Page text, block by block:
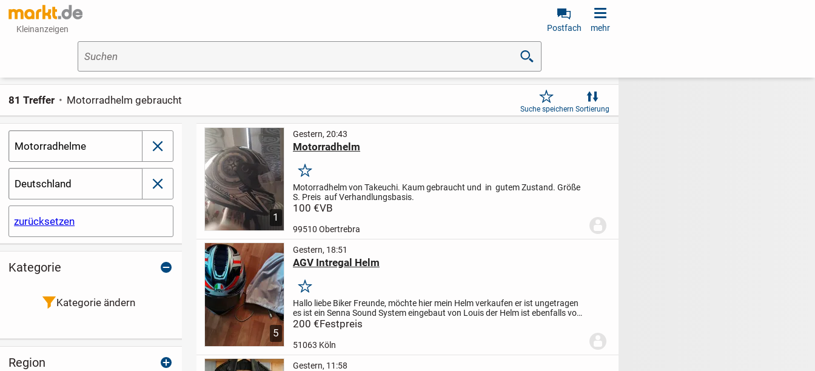
Kleinanzeigen Postfach mehr
Suchen
Motorradhelme schließen
Deutschland schließen
zurücksetzen
81 Treffer Motorradhelm gebraucht
Suche speichern Sortierung
1
Gestern, 20:43
Motorradhelm
Merken
Motorradhelm von Takeuchi. Kaum gebraucht und in gutem Zustand. Größe
S. Preis auf Verhandlungsbasis.
100 €VB
99510 Obertrebra
5
Gestern, 18:51
AGV Intregal Helm
Merken
Hallo liebe Biker Freunde, möchte hier mein Helm verkaufen er ist ungetragen
es ist ein Senna Sound System eingebaut von Louis der Helm ist ebenfalls von
dort. Größe M 57 - 58
200 €Festpreis
51063 Köln
Gestern, 11:58
Kategorie
Kategorie ändern
Region